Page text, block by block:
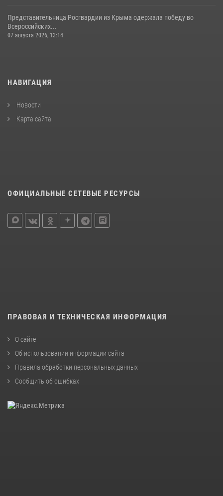
Представительница Росгвардии из Крыма одержала победу во
Всероссийских...
07 августа 2026, 13:14
НАВИГАЦИЯ
Новости
Карта сайта
ОФИЦИАЛЬНЫЕ СЕТЕВЫЕ РЕСУРСЫ
ПРАВОВАЯ И ТЕХНИЧЕСКАЯ ИНФОРМАЦИЯ
О сайте
Об использовании информации сайта
Правила обработки персональных данных
Сообщить об ошибках